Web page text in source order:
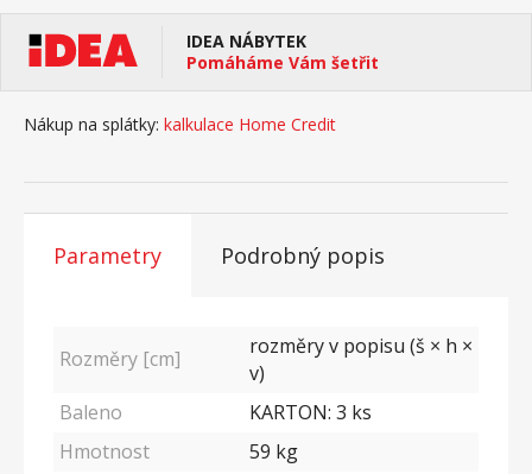
IDEA NÁBYTEK
Pomáháme Vám šetřit
Nákup na splátky: kalkulace Home Credit
Parametry Podrobný popis
Rozměry [cm]
rozměry v popisu (š × h ×
v)
Baleno
KARTON: 3 ks
Hmotnost
59 kg